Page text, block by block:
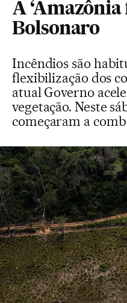
A ‘Amazônia
Bolsonaro
Incêndios são
flexibilização dos
atual Governo
vegetação. Neste
começaram a